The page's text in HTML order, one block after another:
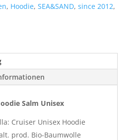
, Hoodie, SEA&SAND, since 2012,
Salm Unisex
Cruiser Unisex Hoodie
prod. Bio-Baumwolle